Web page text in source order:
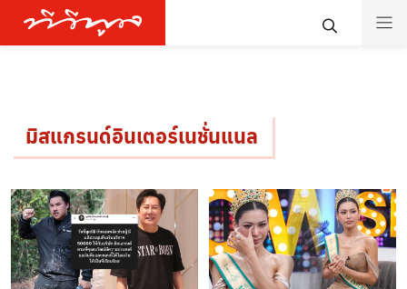
มิสแกรนด์อินเตอร์เนชั่นแนล